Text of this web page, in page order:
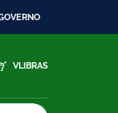
VLIBRAS